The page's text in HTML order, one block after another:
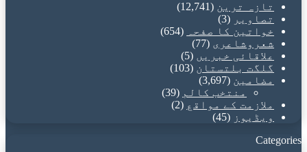
تازہ ترین (12,741)
تصاویر (3)
خواتین کا صفحہ
(654)
شعروشاعری (77)
علاقائی خبریں (5)
گلگت بلتستان (103)
مضامین (3,697)
منتخب کالم (39)
ملازمت کے مواقع (2)
ویڈیوز (45)
Categories